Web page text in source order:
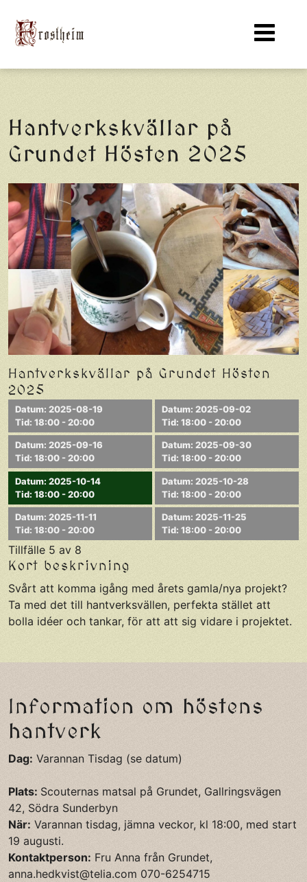
Hantverkskvällar på
Grundet Hösten 2025
Hantverkskvällar på Grundet Hösten
2025
Datum: 2025-08-19
Tid: 18:00 - 20:00
Datum: 2025-09-02
Tid: 18:00 - 20:00
Datum: 2025-09-16
Tid: 18:00 - 20:00
Datum: 2025-09-30
Tid: 18:00 - 20:00
Datum: 2025-10-14
Tid: 18:00 - 20:00
Datum: 2025-10-28
Tid: 18:00 - 20:00
Datum: 2025-11-11
Tid: 18:00 - 20:00
Datum: 2025-11-25
Tid: 18:00 - 20:00
Tillfälle 5 av 8
Kort beskrivning
Svårt att komma igång med årets gamla/nya projekt?
Ta med det till hantverksvällen, perfekta stället att
bolla idéer och tankar, för att att sig vidare i projektet.
Information om höstens
hantverk
Dag: Varannan Tisdag (se datum)
Plats: Scouternas matsal på Grundet, Gallringsvägen
42, Södra Sunderbyn
När: Varannan tisdag, jämna veckor, kl 18:00, med start
19 augusti.
Kontaktperson: Fru Anna från Grundet,
anna.hedkvist@telia.com 070-6254715